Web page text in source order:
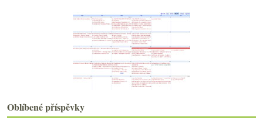
►2016(250)
►2015(251)
Oblíbené příspěvky